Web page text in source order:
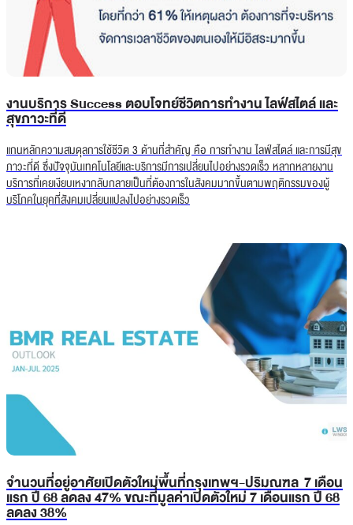
งานบริการ Success ตอบโจทย์ชีวิตการทำงาน ไลฟ์สไตล์ และ
สุขภาวะที่ดี
แกนหลักความสมดุลการใช้ชีวิต 3 ด้านที่สำคัญ คือ การทำงาน ไลฟ์สไตล์ และการมีสุข
ภาวะที่ดี ซึ่งปัจจุบันเทคโนโลยีและบริการมีการเปลี่ยนไปอย่างรวดเร็ว หลากหลายงาน
บริการที่เคยเงียบเหงากลับกลายเป็นที่ต้องการในสังคมมากขึ้นตามพฤติกรรมของผู้
บริโภคในยุคที่สังคมเปลี่ยนแปลงไปอย่างรวดเร็ว
จำนวนที่อยู่อาศัยเปิดตัวใหม่พื้นที่กรุงเทพฯ-ปริมณฑล 7 เดือน
แรก ปี 68 ลดลง 47% ขณะที่มูลค่าเปิดตัวใหม่ 7 เดือนแรก ปี 68
ลดลง 38%